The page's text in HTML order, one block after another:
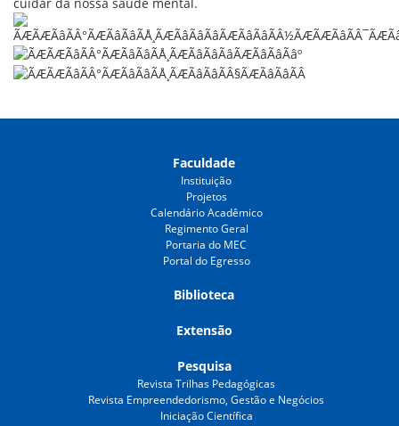
Faculdade
Instituição
Projetos
Calendário Acadêmico
Regimento Geral
Portaria do MEC
Portal do Egresso
Biblioteca
Extensão
Pesquisa
Revista Trilhas Pedagógicas
Revista Empreendedorismo, Gestão e Negócios
Iniciação Científica